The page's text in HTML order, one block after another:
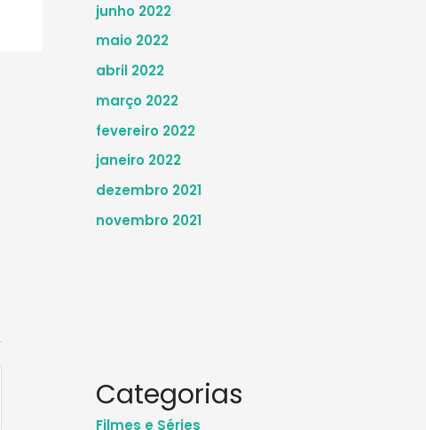
junho 2022
maio 2022
abril 2022
março 2022
fevereiro 2022
janeiro 2022
dezembro 2021
novembro 2021
Categorias
Filmes e Séries